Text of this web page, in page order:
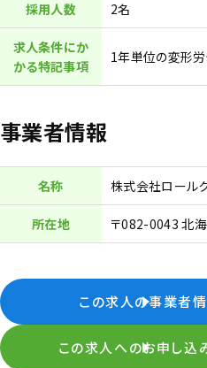
採用人数 2名
求人条件にか
かる特記事項
1年単位の変形
事業者情報
名称 株式会社ロール
所在地 〒082-0043 北
この求人の事業者
この求人へのお申し込